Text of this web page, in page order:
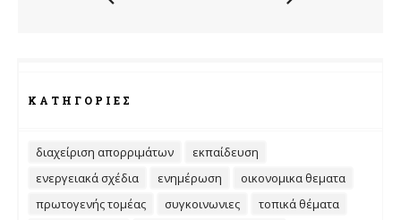
ΚΑΤΗΓΟΡΊΕΣ
διαχείριση απορριμάτων
εκπαίδευση
ενεργειακά σχέδια
ενημέρωση
οικονομικα θεματα
πρωτογενής τομέας
συγκοινωνιες
τοπικά θέματα